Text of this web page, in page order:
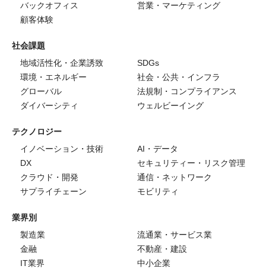
バックオフィス
営業・マーケティング
顧客体験
社会課題
地域活性化・企業誘致
SDGs
環境・エネルギー
社会・公共・インフラ
グローバル
法規制・コンプライアンス
ダイバーシティ
ウェルビーイング
テクノロジー
イノベーション・技術
AI・データ
DX
セキュリティー・リスク管理
クラウド・開発
通信・ネットワーク
サプライチェーン
モビリティ
業界別
製造業
流通業・サービス業
金融
不動産・建設
IT業界
中小企業